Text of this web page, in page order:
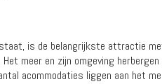
is de belangrijkste attractie
meer en zijn omgeving
acommodaties liggen aan het